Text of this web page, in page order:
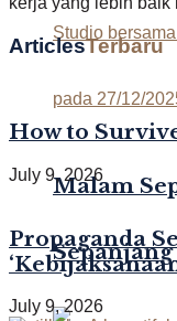
Malam
ArticlesTerbaru
How to
July 9, 2026
Propaganda
July 9, 2026